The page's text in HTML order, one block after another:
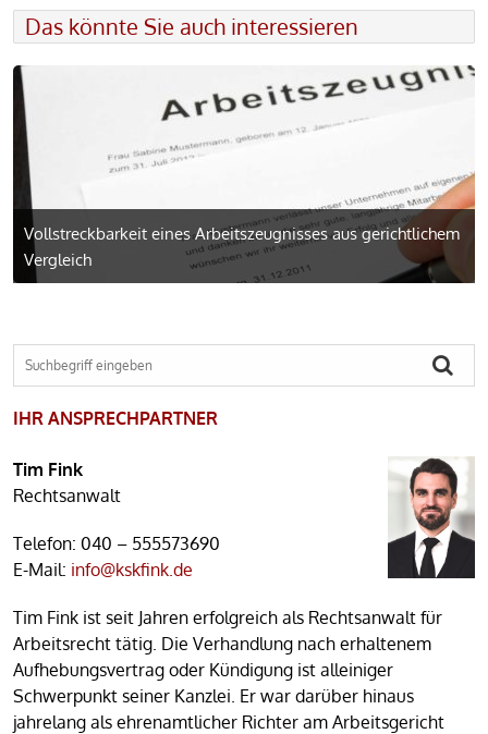
Das könnte Sie auch interessieren
Vollstreck­barkeit eines Arbeitszeugnisses aus gerichtlichem
Vergleich
IHR ANSPRECHPARTNER
Tim Fink
Rechtsanwalt
Telefon: 040 – 555573690
E-Mail: info@kskfink.de
Tim Fink ist seit Jahren erfolgreich als Rechtsanwalt für
Arbeitsrecht tätig. Die Verhandlung nach erhaltenem
Aufhebungsvertrag oder Kündigung ist alleiniger
Schwerpunkt seiner Kanzlei. Er war darüber hinaus
jahrelang als ehrenamtlicher Richter am Arbeitsgericht